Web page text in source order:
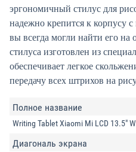
эргономичный стилус для
надежно крепится к корпусу
вы всегда могли найти его на
стилуса изготовлен из
обеспечивает легкое
передачу всех штрихов на
Полное название
Writing Tablet Xiaomi Mi LCD 13.5"
Диагональ экрана